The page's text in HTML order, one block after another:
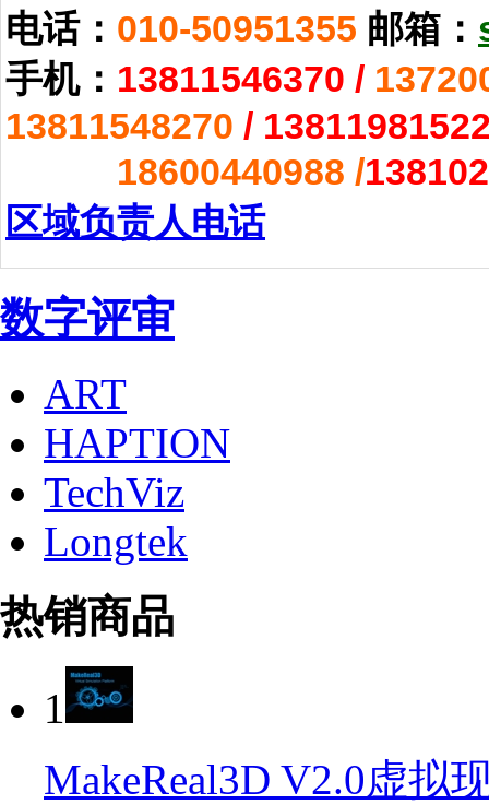
电话： 010-50951355 邮箱：
手机： 13811546370 /
13811548270 /
18600440988 /
区域负责人电话
数字评审
ART
HAPTION
TechViz
Longtek
热销商品
1
MakeReal3D V2.0虚拟